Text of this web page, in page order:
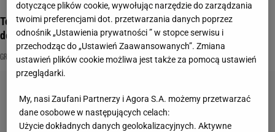
To grzyb jadalny, niejadalny czy trujący? Bez punktów nie idź
do lasu
GRZYBOBRANIE GRZYBY GRZYBY JADALNE
dotyczące plików cookie, wywołując narzędzie do zarządzania
twoimi preferencjami dot. przetwarzania danych poprzez
odnośnik „Ustawienia prywatności ” w stopce serwisu i
przechodząc do „Ustawień Zaawansowanych”. Zmiana
ustawień plików cookie możliwa jest także za pomocą ustawień
przeglądarki.
My, nasi Zaufani Partnerzy i Agora S.A. możemy przetwarzać
dane osobowe w następujących celach:
Użycie dokładnych danych geolokalizacyjnych. Aktywne